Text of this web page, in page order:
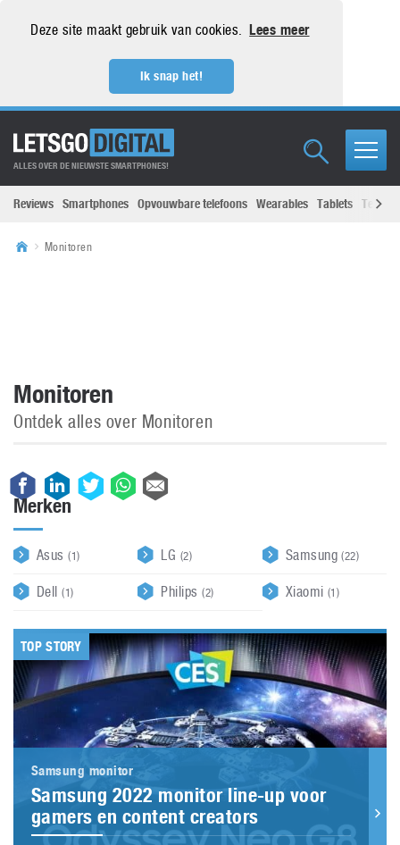
Deze site maakt gebruik van cookies. Lees meer
Ik snap het!
ALLES OVER DE NIEUWSTE SMARTPHONES!
Reviews Smartphones Opvouwbare telefoons Wearables Tablets
Monitoren
Monitoren
Ontdek alles over Monitoren
Merken
Asus(1)
Dell(1)
LG (2)
Philips(2)
Samsung(22)
Xiaomi(1)
TOP STORY
Samsung monitor
Samsung 2022 monitor line-up voor
gamers en content creators